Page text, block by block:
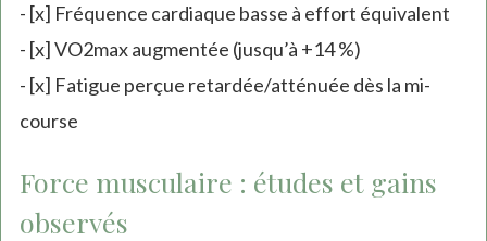
- [x] Fréquence cardiaque basse à effort équivalent
- [x] VO2max augmentée (jusqu’à +14 %)
- [x] Fatigue perçue retardée/atténuée dès la mi-
course
Force musculaire : études et gains
observés